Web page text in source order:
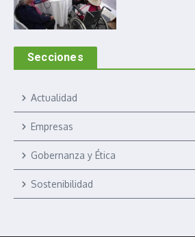
Secciones
Actualidad
Empresas
Gobernanza y Ética
Sostenibilidad